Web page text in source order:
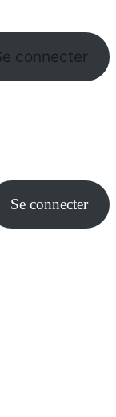
connecter
Se connecter